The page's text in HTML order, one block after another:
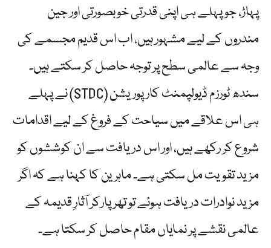
پہاڑ، جو پہلے ہی اپنی قدرتی خوبصورتی اور جین
مندروں کے لیے مشہور ہیں، اب اس قدیم مجسمے کی
وجہ سے عالمی سطح پر توجہ حاصل کر سکتے ہیں۔
سندھ ٹورزم ڈیولپمنٹ کارپوریشن (STDC) نے پہلے
ہی اس علاقے میں سیاحت کے فروغ کے لیے اقدامات
شروع کر رکھے ہیں، اور اس دریافت سے ان کوششوں کو
مزید تقویت مل سکتی ہے۔ ماہرین کا کہنا ہے کہ اگر
مزید نوادرات دریافت ہوئے تو تھرپارکر آثارِ قدیمہ کے
عالمی نقشے پر نمایاں مقام حاصل کر سکتا ہے۔